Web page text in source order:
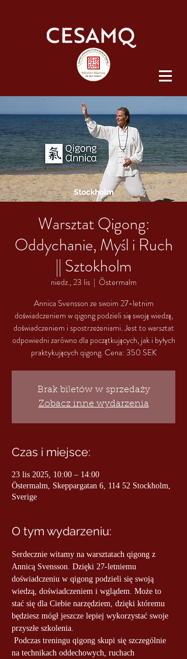
Warsztat Qigong:
Oddychanie, Myśl i Ruch
|| Sztokholm
niedz., 23 lis
  |
Östermalm
Annica Svensson ze swoim 27-letnim
doświadczeniem w qigong podzieli się swoją wiedzą,
doświadczeniem i spostrzeżeniami. Jest to warsztat
odpowiedni zarówno dla początkujących, jak i byłych
praktykujących qigong. Cena: 350 SEK
Brak biletów w sprzedaży
Zobacz inne wydarzenia
Czas i miejsce:
23 lis 2025, 10:00 – 14:00
Östermalm, Skeppargatan 6, 114 52 Stockholm,
Sverige
O tym wydarzeniu:
Serdecznie witamy na warsztatach qigong z
Annicą Svensson. Dzięki 27-letniemu
doświadczeniu w qigong podzieli się swoją
wiedzą, doświadczeniem i wglądem. Może to
stać się dla Ciebie narzędziem, dzięki któremu
będziesz mógł jeszcze lepiej wykorzystać swoje
przyszłe szkolenia.
na technikach oddechowych, ruchach